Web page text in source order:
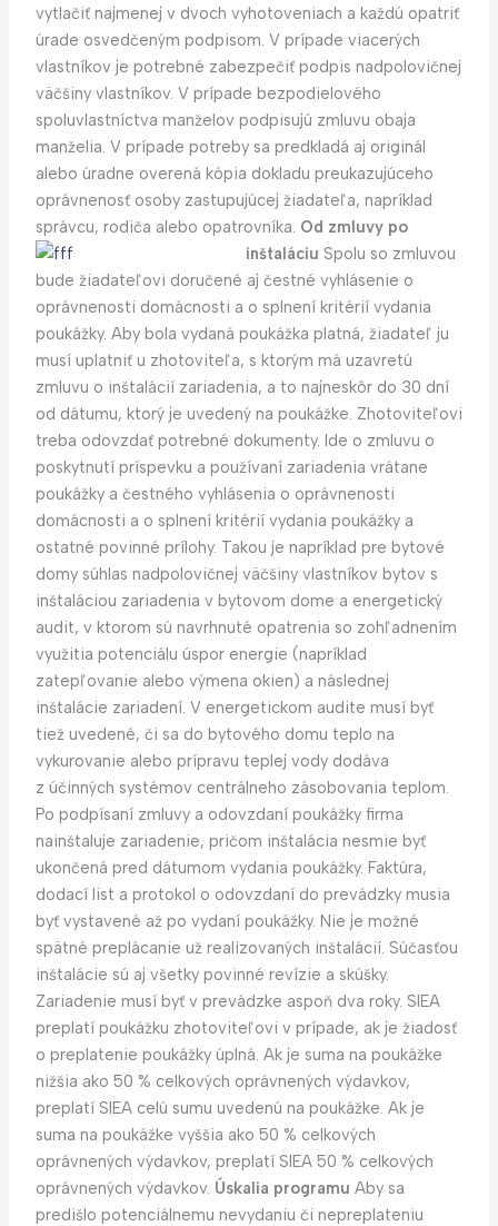
vytlačiť najmenej v dvoch vyhotoveniach a každú opatriť
úrade osvedčeným podpisom. V prípade viacerých
vlastníkov je potrebné zabezpečiť podpis nadpolovičnej
väčšiny vlastníkov. V prípade bezpodielového
spoluvlastníctva manželov podpisujú zmluvu obaja
manželia. V prípade potreby sa predkladá aj originál
alebo úradne overená kópia dokladu preukazujúceho
oprávnenosť osoby zastupujúcej žiadateľa, napríklad
správcu, rodiča alebo opatrovníka. Od zmluvy po
inštaláciu Spolu so zmluvou
bude žiadateľovi doručené aj čestné vyhlásenie o
oprávnenosti domácnosti a o splnení kritérií vydania
poukážky. Aby bola vydaná poukážka platná, žiadateľ ju
musí uplatniť u zhotoviteľa, s ktorým má uzavretú
zmluvu o inštalácií zariadenia, a to najneskôr do 30 dní
od dátumu, ktorý je uvedený na poukážke. Zhotoviteľovi
treba odovzdať potrebné dokumenty. Ide o zmluvu o
poskytnutí príspevku a používaní zariadenia vrátane
poukážky a čestného vyhlásenia o oprávnenosti
domácnosti a o splnení kritérií vydania poukážky a
ostatné povinné prílohy. Takou je napríklad pre bytové
domy súhlas nadpolovičnej väčšiny vlastníkov bytov s
inštaláciou zariadenia v bytovom dome a energetický
audit, v ktorom sú navrhnuté opatrenia so zohľadnením
využitia potenciálu úspor energie (napríklad
zatepľovanie alebo výmena okien) a následnej
inštalácie zariadení. V energetickom audite musí byť
tiež uvedené, či sa do bytového domu teplo na
vykurovanie alebo prípravu teplej vody dodáva
z účinných systémov centrálneho zásobovania teplom.
Po podpísaní zmluvy a odovzdaní poukážky firma
nainštaluje zariadenie, pričom inštalácia nesmie byť
ukončená pred dátumom vydania poukážky. Faktúra,
dodací list a protokol o odovzdaní do prevádzky musia
byť vystavené až po vydaní poukážky. Nie je možné
spätné preplácanie už realizovaných inštalácií. Súčasťou
inštalácie sú aj všetky povinné revízie a skúšky.
Zariadenie musí byť v prevádzke aspoň dva roky. SIEA
preplatí poukážku zhotoviteľovi v prípade, ak je žiadosť
o preplatenie poukážky úplná. Ak je suma na poukážke
nižšia ako 50 % celkových oprávnených výdavkov,
preplatí SIEA celú sumu uvedenú na poukážke. Ak je
suma na poukážke vyššia ako 50 % celkových
oprávnených výdavkov, preplatí SIEA 50 % celkových
oprávnených výdavkov. Úskalia programu Aby sa
predišlo potenciálnemu nevydaniu či nepreplateniu